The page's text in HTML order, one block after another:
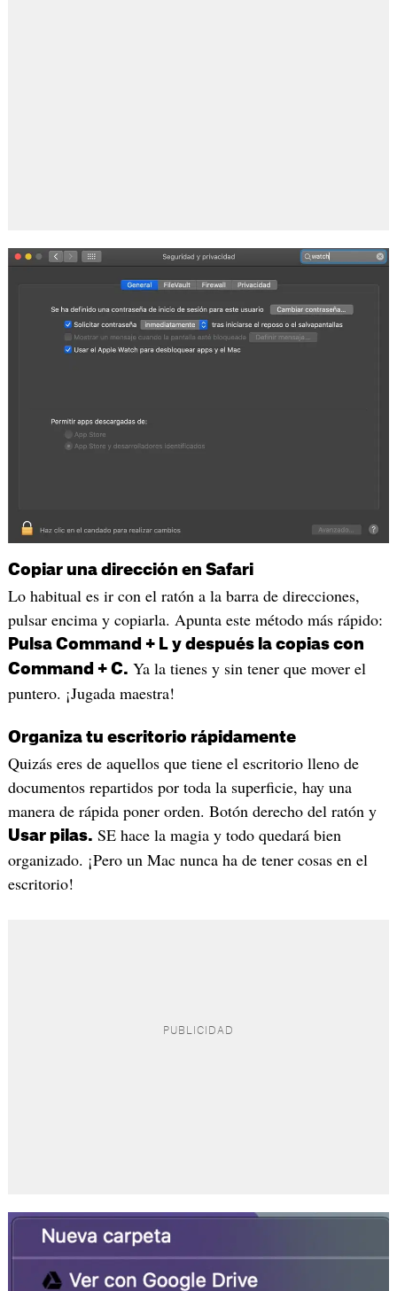
Copiar una dirección en Safari
Lo habitual es ir con el ratón a la barra de direcciones,
pulsar encima y copiarla. Apunta este método más rápido:
Pulsa Command + L y después la copias con
Command + C. Ya la tienes y sin tener que mover el
puntero. ¡Jugada maestra!
Organiza tu escritorio rápidamente
Quizás eres de aquellos que tiene el escritorio lleno de
documentos repartidos por toda la superficie, hay una
manera de rápida poner orden. Botón derecho del ratón y
Usar pilas. SE hace la magia y todo quedará bien
organizado. ¡Pero un Mac nunca ha de tener cosas en el
escritorio!